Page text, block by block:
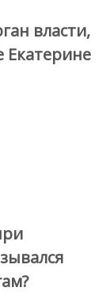
власти,